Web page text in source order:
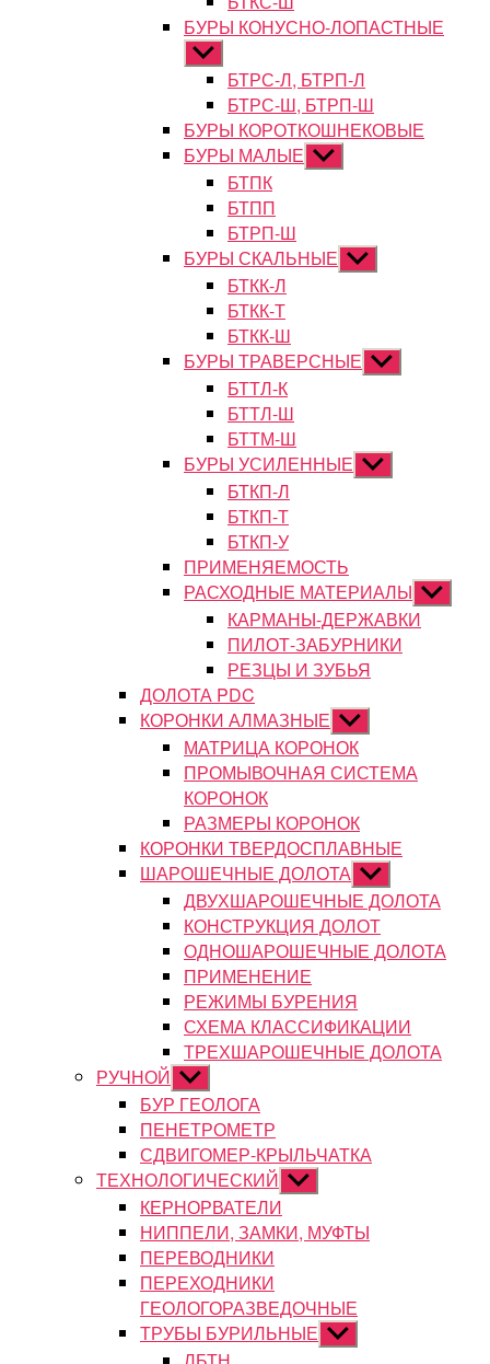
БУРЫ КОНУСНО-ЛОПАСТНЫЕ
Показывать
подменюБТРС-Л, БТРП-Л
БТРС-Ш, БТРП-Ш
БУРЫ КОРОТКОШНЕКОВЫЕ
БУРЫ МАЛЫЕ Показывать
подменю
БТПК
БТПП
БТРП-Ш
БУРЫ СКАЛЬНЫЕ Показывать
подменю
БТКК-Л
БТКК-Т
БТКК-Ш
БУРЫ ТРАВЕРСНЫЕ Показывать
подменю
БТТЛ-К
БТТЛ-Ш
БТТМ-Ш
БУРЫ УСИЛЕННЫЕ Показывать
подменю
БТКП-Л
БТКП-Т
БТКП-У
ПРИМЕНЯЕМОСТЬ
РАСХОДНЫЕ МАТЕРИАЛЫ
подменю
КАРМАНЫ-ДЕРЖАВКИ
ПИЛОТ-ЗАБУРНИКИ
РЕЗЦЫ И ЗУБЬЯ
ДОЛОТА PDC
КОРОНКИ АЛМАЗНЫЕ Показывать
подменю
МАТРИЦА КОРОНОК
ПРОМЫВОЧНАЯ СИСТЕМА
КОРОНОК
РАЗМЕРЫ КОРОНОК
КОРОНКИ ТВЕРДОСПЛАВНЫЕ
ШАРОШЕЧНЫЕ ДОЛОТА Показывать
подменю
ДВУХШАРОШЕЧНЫЕ ДОЛОТА
КОНСТРУКЦИЯ ДОЛОТ
ОДНОШАРОШЕЧНЫЕ ДОЛОТА
ПРИМЕНЕНИЕ
РЕЖИМЫ БУРЕНИЯ
СХЕМА КЛАССИФИКАЦИИ
ТРЕХШАРОШЕЧНЫЕ ДОЛОТА
РУЧНОЙ Показывать
подменю
БУР ГЕОЛОГА
ПЕНЕТРОМЕТР
СДВИГОМЕР-КРЫЛЬЧАТКА
ТЕХНОЛОГИЧЕСКИЙ Показывать
подменю
КЕРНОРВАТЕЛИ
НИППЕЛИ, ЗАМКИ, МУФТЫ
ПЕРЕВОДНИКИ
ПЕРЕХОДНИКИ
ГЕОЛОГОРАЗВЕДОЧНЫЕ
ТРУБЫ БУРИЛЬНЫЕ Показывать
подменю